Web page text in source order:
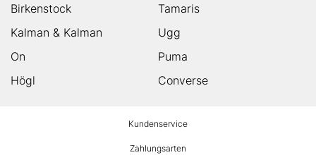
Birkenstock
Tamaris
Kalman & Kalman
Ugg
On
Puma
Högl
Converse
Kundenservice
Zahlungsarten